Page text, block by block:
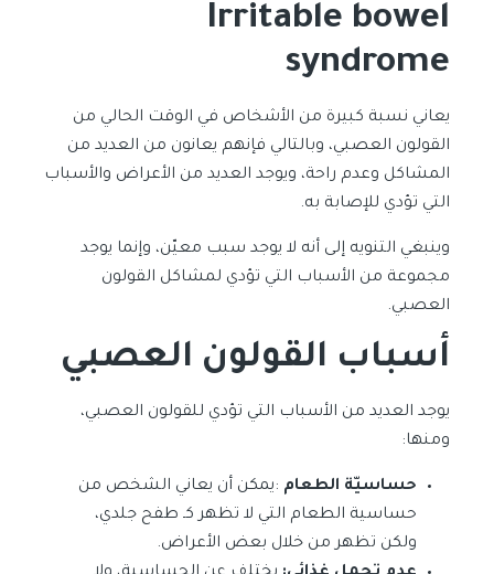
Irritable bowel
syndrome
يعاني نسبة كبيرة من الأشخاص في الوقت الحالي من
القولون العصبي، وبالتالي فإنهم يعانون من العديد من
المشاكل وعدم راحة، ويوجد العديد من الأعراض والأسباب
التي تؤدي للإصابة به.
وينبغي التنويه إلى أنه لا يوجد سبب معيّن، وإنما يوجد
مجموعة من الأسباب التي تؤدي لمشاكل القولون
العصبي.
أسباب القولون العصبي
يوجد العديد من الأسباب التي تؤدي للقولون العصبي،
ومنها:
حساسيّة الطعام :يمكن أن يعاني الشخص من
حساسية الطعام التي لا تظهر كـ طفح جلدي،
ولكن تظهر من خلال بعض الأعراض.